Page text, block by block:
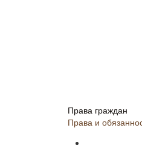
Права граждан
Права и